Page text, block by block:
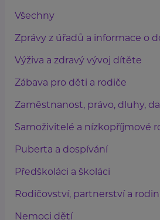
Všechny
Zprávy z úřadů a informace o
Výživa a zdravý vývoj dítěte
Zábava pro děti a rodiče
Zaměstnanost, právo, dluhy,
Samoživitelé a nízkopříjmové
Puberta a dospívání
Předškoláci a školáci
Rodičovství, partnerství a
Nemoci dětí